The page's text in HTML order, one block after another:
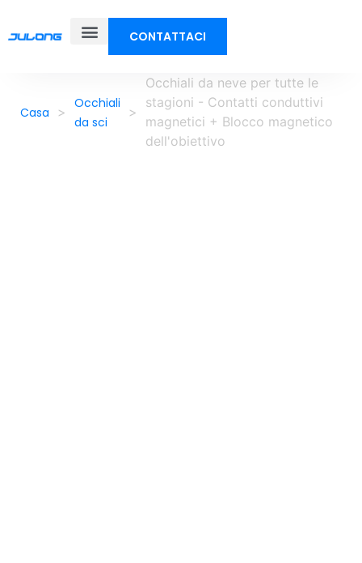
CONTATTACI
Casa >
Occhiali
da sci
>
Occhiali da neve per tutte le
stagioni - Contatti conduttivi
magnetici + Blocco magnetico
dell'obiettivo